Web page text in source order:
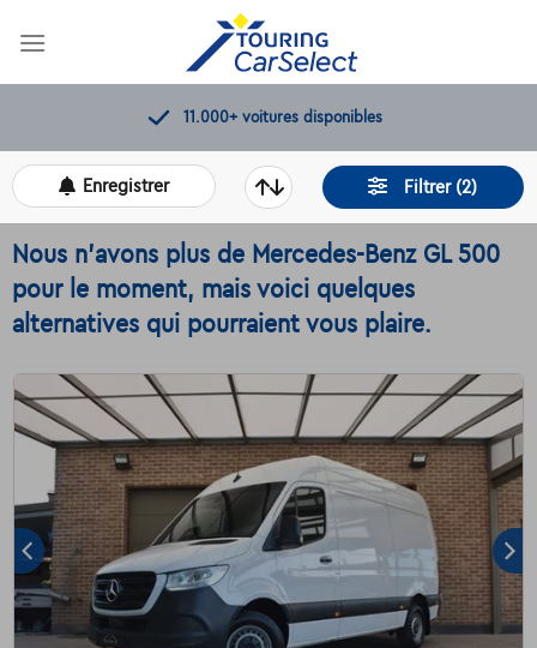
11.000+voitures disponibles
Filtrer (2)
Enregistrer
Nous n'avons plus de Mercedes-Benz GL 500
pour le moment, mais voici quelques
alternatives qui pourraient vous plaire.